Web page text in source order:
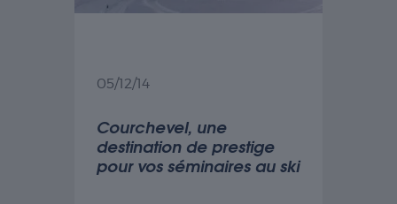
05/12/14
Courchevel, une
destination de prestige
pour vos séminaires au ski